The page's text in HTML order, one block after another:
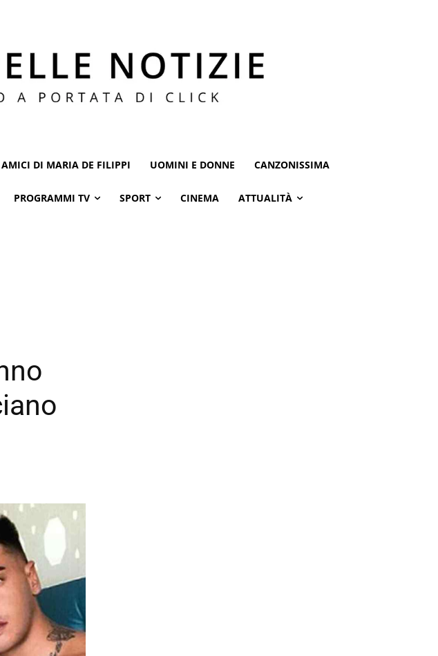
AMICI DI MARIA DE FILIPPI UOMINI E DONNE CANZONISSIMA
PROGRAMMI TV SPORT CINEMA ATTUALITÀ